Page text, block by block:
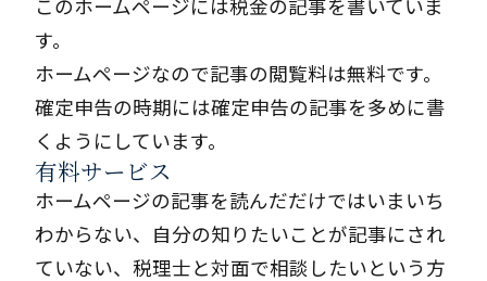
このホームページには税金の記事を書いていま
す。
ホームページなので記事の閲覧料は無料です。
確定申告の時期には確定申告の記事を多めに書
くようにしています。
有料サービス
ホームページの記事を読んだだけではいまいち
わからない、自分の知りたいことが記事にされ
ていない、税理士と対面で相談したいという方